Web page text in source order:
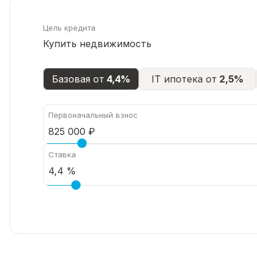
Цель кредита
Купить недвижимость
Базовая от 4,4% IT ипотека от 2,5%
Первоначальный взнос
Ставка